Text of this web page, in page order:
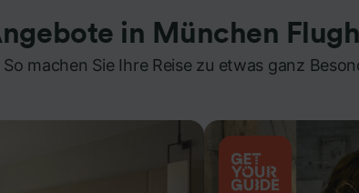
in München
So machen Sie Ihre Reise zu etwas ganz